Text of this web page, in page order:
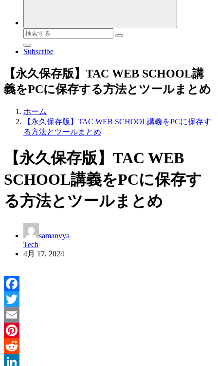
検
索
対
Subscribe
【永久保存版】TAC WEB SCHOOL講
義をPCに保存する方法とツールまとめ
ホーム
【永久保存版】TAC WEB SCHOOL講義をPCに保存す
る方法とツールまとめ
【永久保存版】TAC WEB
SCHOOL講義をPCに保存す
る方法とツールまとめ
samanvya
Tech
4月 17, 2024
Facebook
Twitter
Email
Pinterest
Reddit